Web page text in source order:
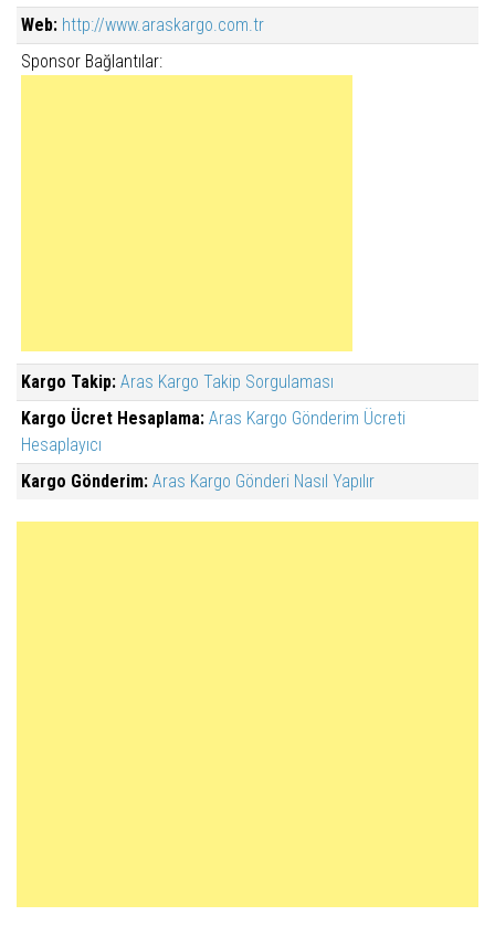
Web: http://www.araskargo.com.tr
Sponsor Bağlantılar:
Kargo Takip: Aras Kargo Takip Sorgulaması
Kargo Ücret Hesaplama: Aras Kargo Gönderim Ücreti
Hesaplayıcı
Kargo Gönderim: Aras Kargo Gönderi Nasıl Yapılır